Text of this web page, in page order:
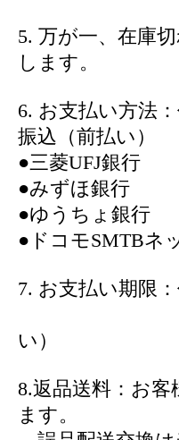
5. 万が一、在庫
します。
6. お支払い方法
振込（前払い）
●三菱UFJ銀行
●みずほ銀行
●ゆうちょ銀行
●ドコモSMTBネ
7. お支払い期限
銀行振込
い）
8.返品送料：お
ます。